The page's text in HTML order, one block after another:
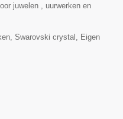
juwelen , uurwerken en
Swarovski crystal, Eigen